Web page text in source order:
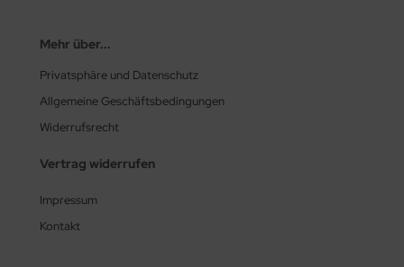
Mehr über...
Privatsphäre und Datenschutz
Allgemeine Geschäftsbedingungen
Widerrufsrecht
Vertrag widerrufen
Impressum
Kontakt